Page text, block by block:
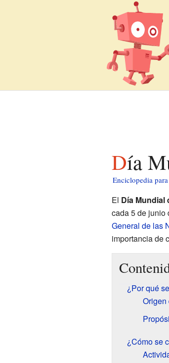
Día
Enciclopedia
El Día Mundial
cada 5 de junio
General de las
importancia de
¿Por qué
Origen
¿Cómo se